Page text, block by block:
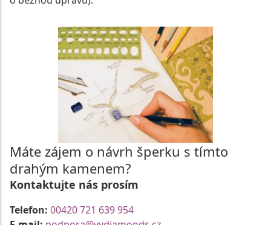
Máte zájem o návrh šperku s tímto
drahým kamenem?
Kontaktujte nás prosím
Telefon: 00420 721 639 954